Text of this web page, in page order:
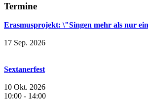
Termine
Erasmusprojekt: \"Singen mehr als nur
17 Sep. 2026
Sextanerfest
10 Okt. 2026
10:00 - 14:00